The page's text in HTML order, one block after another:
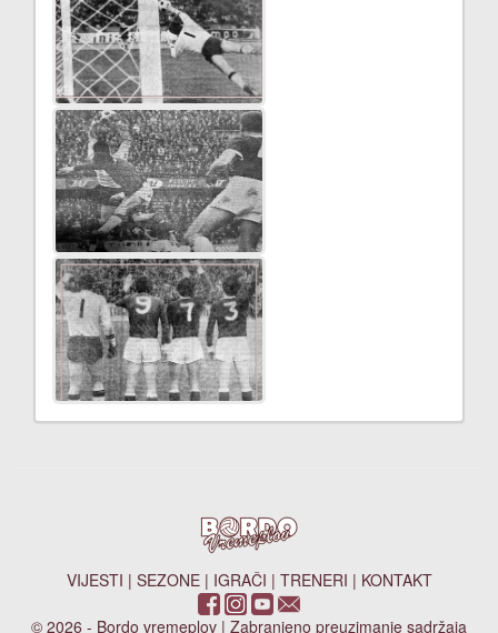
VIJESTI | SEZONE| IGRAČI | TRENERI | KONTAKT
© 2026 - Bordo vremeplov | Zabranjeno preuzimanje sadržaja